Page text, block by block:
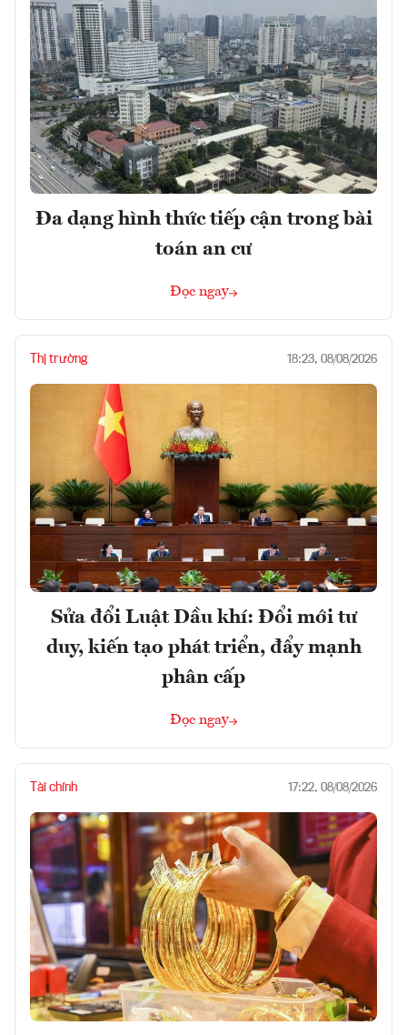
Đa dạng hình thức tiếp cận trong bài
toán an cư
Đọc ngay
Thị trường 18:23, 08/08/2026
Sửa đổi Luật Dầu khí: Đổi mới tư
duy, kiến tạo phát triển, đẩy mạnh
phân cấp
Đọc ngay
Tài chính 17:22, 08/08/2026